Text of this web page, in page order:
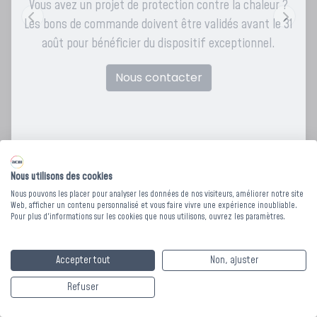
SET DE TABLE ELLIE -
30 x 45 cm
Apportez une touche pratique et stylée à vos repas avec le
Vous avez un projet de protection contre la chaleur ?
Les bons de commande doivent être validés avant le 31
août pour bénéficier du dispositif exceptionnel.
Nous contacter
Nous utilisons des cookies
Nous pouvons les placer pour analyser les données de nos visiteurs, améliorer notre site
Web, afficher un contenu personnalisé et vous faire vivre une expérience inoubliable.
Pour plus d'informations sur les cookies que nous utilisons, ouvrez les paramètres.
Accepter tout
Non, ajuster
Refuser